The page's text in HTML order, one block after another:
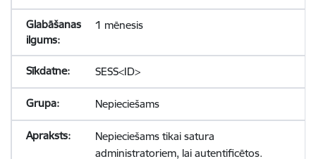
1 mēnesis
SESS<ID>
Nepieciešams
Nepieciešams tikai satura
administratoriem, lai autentificētos.